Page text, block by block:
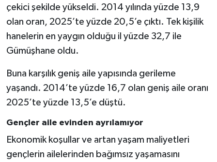
çekici şekilde yükseldi. 2014 yılında yüzde 13,9
olan oran, 2025’te yüzde 20,5’e çıktı. Tek kişilik
hanelerin en yaygın olduğu il yüzde 32,7 ile
Gümüşhane oldu.
Buna karşılık geniş aile yapısında gerileme
yaşandı. 2014’te yüzde 16,7 olan geniş aile oranı
2025’te yüzde 13,5’e düştü.
Gençler aile evinden ayrılamıyor
Ekonomik koşullar ve artan yaşam maliyetleri
gençlerin ailelerinden bağımsız yaşamasını